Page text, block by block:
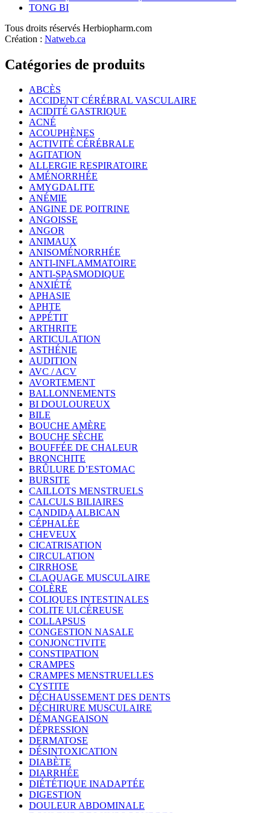
TONG BI
Tous droits réservés Herbiopharm.com
Création : Natweb.ca
Catégories de produits
ABCÈS
ACCIDENT CÉRÉBRAL VASCULAIRE
ACIDITÉ GASTRIQUE
ACNÉ
ACOUPHÈNES
ACTIVITÉ CÉRÉBRALE
AGITATION
ALLERGIE RESPIRATOIRE
AMÉNORRHÉE
AMYGDALITE
ANÉMIE
ANGINE DE POITRINE
ANGOISSE
ANGOR
ANIMAUX
ANISOMÉNORRHÉE
ANTI-INFLAMMATOIRE
ANTI-SPASMODIQUE
ANXIÉTÉ
APHASIE
APHTE
APPÉTIT
ARTHRITE
ARTICULATION
ASTHÉNIE
AUDITION
AVC / ACV
AVORTEMENT
BALLONNEMENTS
BI DOULOUREUX
BILE
BOUCHE AMÈRE
BOUCHE SÈCHE
BOUFFÉE DE CHALEUR
BRONCHITE
BRÛLURE D’ESTOMAC
BURSITE
CAILLOTS MENSTRUELS
CALCULS BILIAIRES
CANDIDA ALBICAN
CÉPHALÉE
CHEVEUX
CICATRISATION
CIRCULATION
CIRRHOSE
CLAQUAGE MUSCULAIRE
COLÈRE
COLIQUES INTESTINALES
COLITE ULCÉREUSE
COLLAPSUS
CONGESTION NASALE
CONJONCTIVITE
CONSTIPATION
CRAMPES
CRAMPES MENSTRUELLES
CYSTITE
DÉCHAUSSEMENT DES DENTS
DÉCHIRURE MUSCULAIRE
DÉMANGEAISON
DÉPRESSION
DERMATOSE
DÉSINTOXICATION
DIABÈTE
DIARRHÉE
DIÉTÉTIQUE INADAPTÉE
DIGESTION
DOULEUR ABDOMINALE